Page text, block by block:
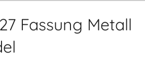
Fassung Metall